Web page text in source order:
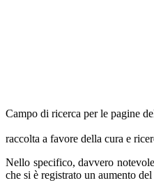
Campo di ricerca per le pagine
raccolta a favore della cura e
Nello specifico, davvero
che si è registrato un aumento